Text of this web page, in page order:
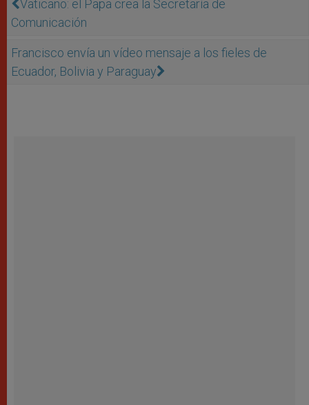
Vaticano: el Papa crea la Secretaría de
Comunicación
Francisco envía un vídeo mensaje a los fieles de
Ecuador, Bolivia y Paraguay